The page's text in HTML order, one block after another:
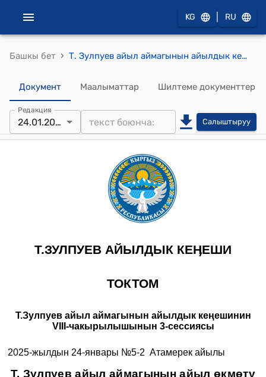
KG RU
Башкы бет › Т. Зулпуев айыл аймагынын айылдык кеңешинин 2025-жылдын 24-январы №5-2 Т. Зулпуев айыл аймагынын айыл өкмөтү мекемесинин 2025-жылга таштанды салыгын белгилөө жөнүндө токтому
Документ Маалыматтар Шилтеме документтер
Редакция
24.01.2025 Салыштыруу